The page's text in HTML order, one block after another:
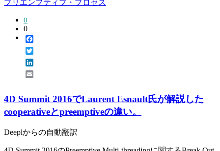
プリエンプティブ・プロセス
0
0
4D Summit 2016でLaurent Esnault氏が解説した
cooperativeとpreemptiveの違い。
Deeplからの自動翻訳